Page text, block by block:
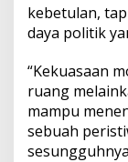
kebetulan,
daya politik
“Kekuasaan
ruang
mampu
sebuah